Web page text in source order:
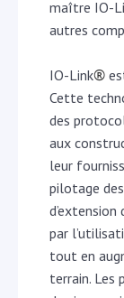
maître IO-
autres
IO-Link®
Cette
des
aux
leur
pilotage
par
tout en
terrain. Les